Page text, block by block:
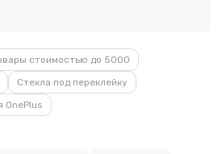
стоимостью до 5000
Стекла под переклейку
OnePlus